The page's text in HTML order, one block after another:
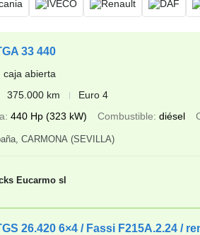
33 440
caja abierta
375.000 km
Euro 4
440 Hp (323 kW) Combustible diésel
CARMONA (SEVILLA)
Eucarmo sl
26.420 6×4 / Fassi F215A.2.24 /